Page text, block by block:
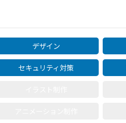
デザイン
セキュリティ対策